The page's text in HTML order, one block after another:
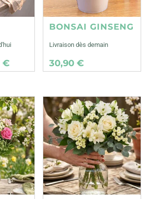
€
BONSAI GINSENG
Livraison dès demain
30,90 €